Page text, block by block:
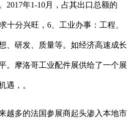
2017年1-10月，占其出口总额的
十分兴旺，6、工业办事：工程、
、研发、质量等。如经济高速成长
。摩洛哥工业配件展供给了一个展
遇，。
多的法国参展商起头渗入本地市